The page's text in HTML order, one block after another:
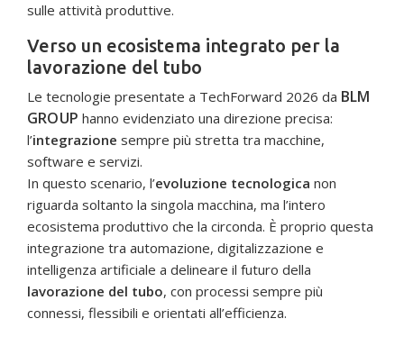
sulle attività produttive.
Verso un ecosistema integrato per la
lavorazione del tubo
Le tecnologie presentate a TechForward 2026 da BLM
GROUP hanno evidenziato una direzione precisa:
l’integrazione sempre più stretta tra macchine,
software e servizi.
In questo scenario, l’evoluzione tecnologica non
riguarda soltanto la singola macchina, ma l’intero
ecosistema produttivo che la circonda. È proprio questa
integrazione tra automazione, digitalizzazione e
intelligenza artificiale a delineare il futuro della
lavorazione del tubo, con processi sempre più
connessi, flessibili e orientati all’efficienza.